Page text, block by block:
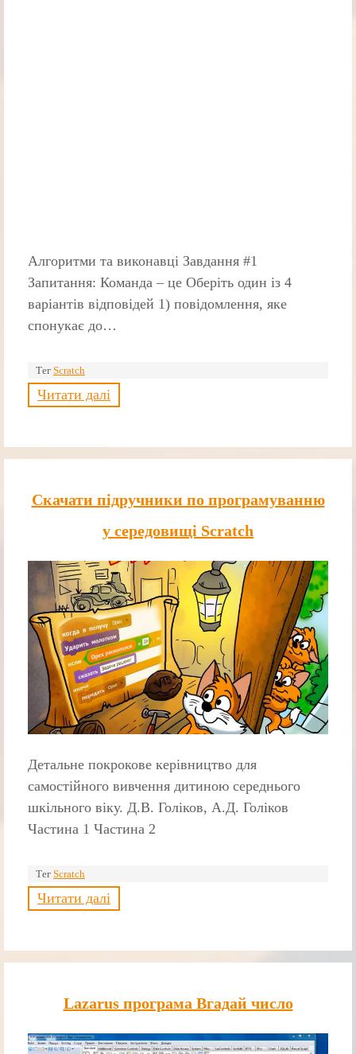
Алгоритми та виконавці Завдання #1
Запитання: Команда – це Оберіть один із 4
варіантів відповідей 1) повідомлення, яке
спонукає до…
Тег Scratch
Читати далі
Скачати підручники по програмуванню
у середовищі Scratch
Детальне покрокове керівництво для
самостійного вивчення дитиною середнього
шкільного віку. Д.В. Голіков, А.Д. Голіков
Частина 1 Частина 2
Тег Scratch
Читати далі
Lazarus програма Вгадай число